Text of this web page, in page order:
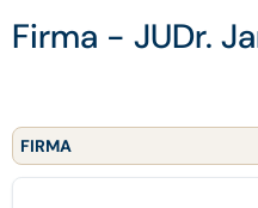
AKTUALITY
PRO VEŘEJNOST
Firma - JUDr.
FIRMA